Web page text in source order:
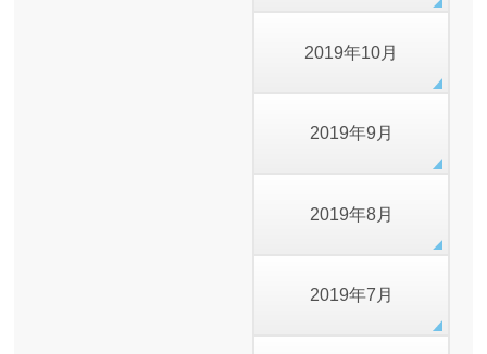
2019年10月
2019年9月
2019年8月
2019年7月